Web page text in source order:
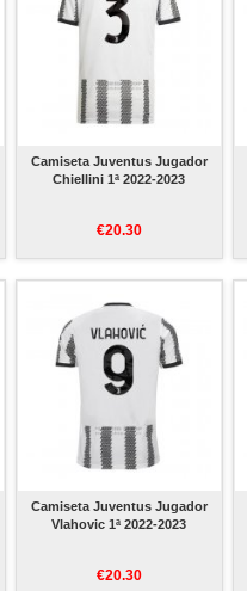
Camiseta Juventus Jugador
Chiellini 1ª 2022-2023
€20.30
Camiseta Juventus Jugador
Vlahovic 1ª 2022-2023
€20.30